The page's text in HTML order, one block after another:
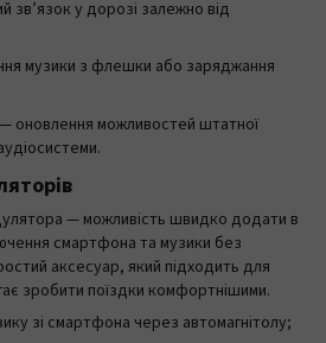
зв’язок у дорозі залежно від
музики з флешки або заряджання
— оновлення можливостей штатної
— можливість швидко додати в
смартфона та музики без
аксесуар, який підходить для
зробити поїздки комфортнішими.
зі смартфона через автомагнітолу;